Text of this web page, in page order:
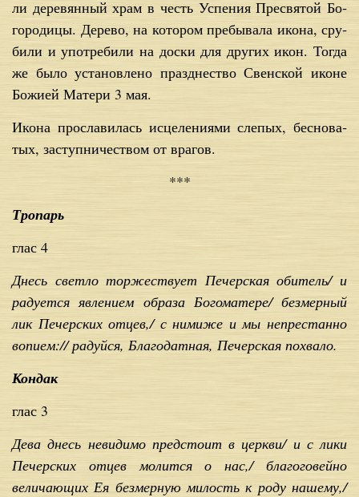
ли де­ре­вян­ный храм в честь Успе­ния Пре­свя­той Бо­
го­ро­ди­цы. Де­ре­во, на ко­то­ром пре­бы­ва­ла ико­на, сру­
би­ли и упо­тре­би­ли на дос­ки для дру­гих икон. То­гда
же бы­ло уста­нов­ле­но празд­не­ство Свен­ской иконе
Бо­жи­ей Ма­те­ри 3 мая.
Ико­на про­сла­ви­лась ис­це­ле­ни­я­ми сле­пых, бес­но­ва­
тых, за­ступ­ни­че­ством от вра­гов.
***
Тропарь
глас 4
Днесь светло торжествует Печерская обитель/ и
радуется явлением образа Богоматере/ безмерный
лик Печерских отцев,/ с нимиже и мы непрестанно
вопием:// радуйся, Благодатная, Печерская похвало.
Кондак
глас 3
Дева днесь невидимо предстоит в церкви/ и с лики
Печерских отцев молится о нас,/ благоговейно
величающих Ея безмерную милость к роду нашему,/